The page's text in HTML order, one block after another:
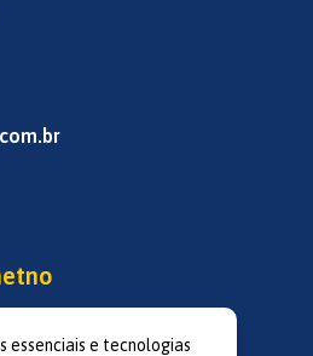
essenciais e tecnologias